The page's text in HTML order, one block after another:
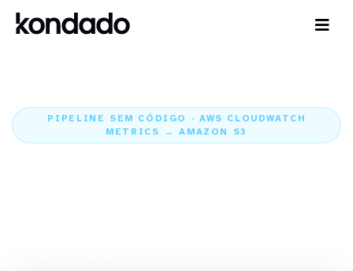
PIPELINE SEM CÓDIGO · AWS CLOUDWATCH
METRICS → AMAZON S3